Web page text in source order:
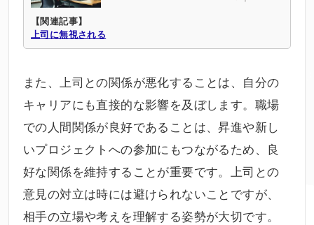
【関連記事】
上司に無視される
また、上司との関係が悪化することは、自分の
キャリアにも直接的な影響を及ぼします。職場
での人間関係が良好であることは、昇進や新し
いプロジェクトへの参加にもつながるため、良
好な関係を維持することが重要です。上司との
意見の対立は時には避けられないことですが、
相手の立場や考えを理解する姿勢が大切です。